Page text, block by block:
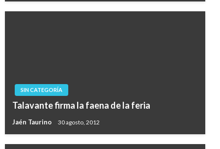
SIN CATEGORÍA
Talavante firma la faena de la feria
Jaén Taurino 30 agosto, 2012